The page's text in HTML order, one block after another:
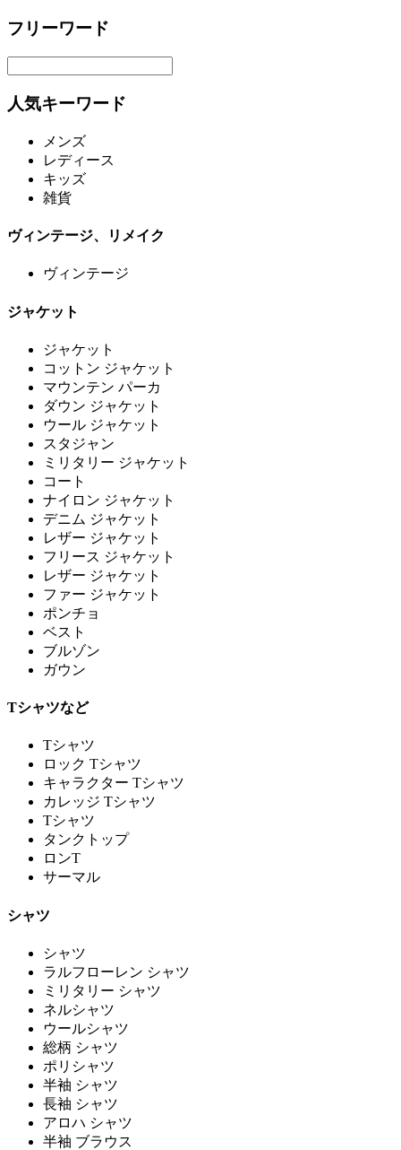
フリーワード
人気キーワード
メンズ
レディース
キッズ
雑貨
ヴィンテージ、リメイク
ヴィンテージ
ジャケット
ジャケット
コットン ジャケット
マウンテン パーカ
ダウン ジャケット
ウール ジャケット
スタジャン
ミリタリー ジャケット
コート
ナイロン ジャケット
デニム ジャケット
レザー ジャケット
フリース ジャケット
レザー ジャケット
ファー ジャケット
ポンチョ
ベスト
ブルゾン
ガウン
Tシャツなど
Tシャツ
ロック Tシャツ
キャラクター Tシャツ
カレッジ Tシャツ
Tシャツ
タンクトップ
ロンT
サーマル
シャツ
シャツ
ラルフローレン シャツ
ミリタリー シャツ
ネルシャツ
ウールシャツ
総柄 シャツ
ポリシャツ
半袖 シャツ
長袖 シャツ
アロハ シャツ
半袖 ブラウス